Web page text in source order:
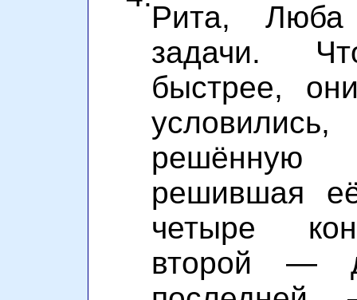
Рита,
задачи.
быстрее,
решённую
решившая
четыре
второй —